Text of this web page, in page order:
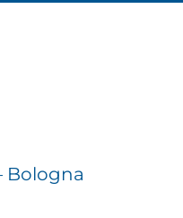
Bologna